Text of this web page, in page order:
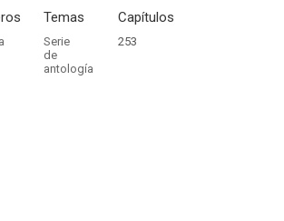
Temas
Serie
de
antología
Capítulos
253